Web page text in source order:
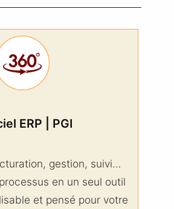
ERP | PGI
gestion, suivi…
en un seul outil
et pensé pour votre